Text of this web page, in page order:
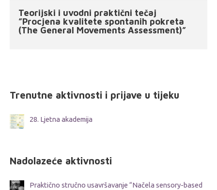
Teorijski i uvodni praktični tečaj
”Procjena kvalitete spontanih pokreta
(The General Movements Assessment)”
Trenutne aktivnosti i prijave u tijeku
28. Ljetna akademija
Nadolazeće aktivnosti
Praktično stručno usavršavanje “Načela sensory-based